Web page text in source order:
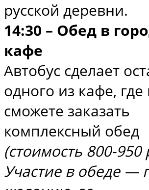
русской деревни.
14:30 – Обед в
кафе
Автобус сделает
одного из кафе,
сможете заказать
комплексный обед
(стоимость 800-950
Участие в обеде —